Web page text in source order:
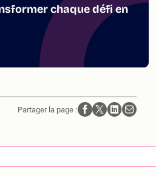
chaque défi en
Partager la page :